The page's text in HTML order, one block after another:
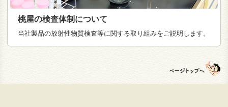
桃屋の検査体制について
当社製品の放射性物質検査等に関する取り組みをご説明します。